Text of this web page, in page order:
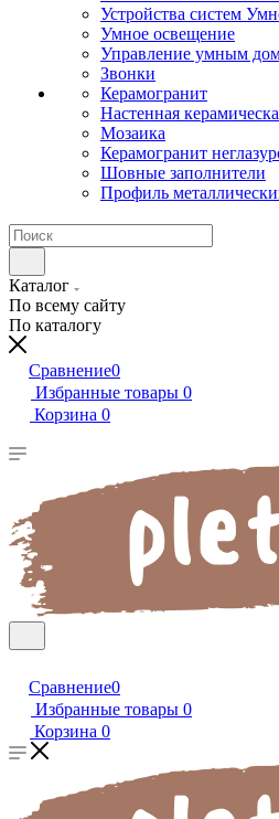
Устройства систем
Умное освещение
Управление умным
Звонки
Керамогранит
Настенная
Мозаика
Керамогранит
Шовные заполнители
Профиль
Каталог
По всему сайту
По каталогу
Сравнение0
Избранные товары 0
Корзина 0
Сравнение0
Избранные товары 0
Корзина 0